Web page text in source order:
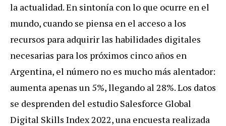
la actualidad. En sintonía con lo que ocurre en el
mundo, cuando se piensa en el acceso a los
recursos para adquirir las habilidades digitales
necesarias para los próximos cinco años en
Argentina, el número no es mucho más alentador:
aumenta apenas un 5%, llegando al 28%. Los datos
se desprenden del estudio Salesforce Global
Digital Skills Index 2022, una encuesta realizada